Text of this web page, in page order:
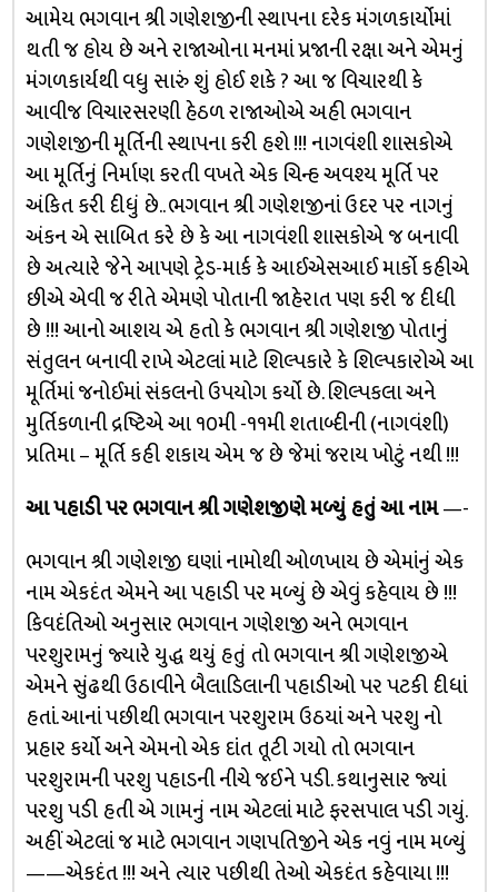
આમેય ભગવાન શ્રી ગણેશજીની સ્થાપના દરેક મંગળકાર્યોમાં
થતી જ હોય છે અને રાજાઓના મનમાં પ્રજાની રક્ષા અને એમનું
મંગળકાર્યથી વધુ સારું શું હોઈ શકે ? આ જ વિચારથી કે
આવીજ વિચારસરણી હેઠળ રાજાઓએ અહી ભગવાન
ગણેશજીની મૂર્તિની સ્થાપના કરી હશે !!! નાગવંશી શાસકોએ
આ મૂર્તિનું નિર્માણ કરતી વખતે એક ચિન્હ અવશ્ય મૂર્તિ પર
અંકિત કરી દીધું છે.. ભગવાન શ્રી ગણેશજીનાં ઉદર પર નાગનું
અંકન એ સાબિત કરે છે કે આ નાગવંશી શાસકોએ જ બનાવી
છે અત્યારે જેને આપણે ટ્રેડ-માર્ક કે આઈએસઆઈ માર્કો કહીએ
છીએ એવી જ રીતે એમણે પોતાની જાહેરાત પણ કરી જ દીધી
છે !!! આનો આશય એ હતો કે ભગવાન શ્રી ગણેશજી પોતાનું
સંતુલન બનાવી રાખે એટલાં માટે શિલ્પકારે કે શિલ્પકારોએ આ
મૂર્તિમાં જનોઈમાં સંકલનો ઉપયોગ કર્યો છે. શિલ્પકલા અને
મુર્તિકળાની દ્રષ્ટિએ આ ૧૦મી -૧૧મી શતાબ્દીની (નાગવંશી)
પ્રતિમા – મૂર્તિ કહી શકાય એમ જ છે જેમાં જરાય ખોટું નથી !!!
આ પહાડી પર ભગવાન શ્રી ગણેશજીણે મળ્યું હતું આ નામ—-
ભગવાન શ્રી ગણેશજી ઘણાં નામોથી ઓળખાય છે એમાંનું એક
નામ એકદંત એમને આ પહાડી પર મળ્યું છે એવું કહેવાય છે !!!
કિવદંતિઓ અનુસાર ભગવાન ગણેશજી અને ભગવાન
પરશુરામનું જ્યારે યુદ્ધ થયું હતું તો ભગવાન શ્રી ગણેશજીએ
એમને સુંઢથી ઉઠાવીને બૈલાડિલાની પહાડીઓ પર પટકી દીધાં
હતાં. આનાં પછીથી ભગવાન પરશુરામ ઉઠયાં અને પરશુ નો
પ્રહાર કર્યો અને એમનો એક દાંત તૂટી ગયો તો ભગવાન
પરશુરામની પરશુ પહાડની નીચે જઈને પડી. કથાનુસાર જ્યાં
પરશુ પડી હતી એ ગામનું નામ એટલાં માટે ફરસપાલ પડી ગયું.
અહીં એટલાં જ માટે ભગવાન ગણપતિજીને એક નવું નામ મળ્યું
——એકદંત !!! અને ત્યાર પછીથી તેઓ એકદંત કહેવાયા !!!